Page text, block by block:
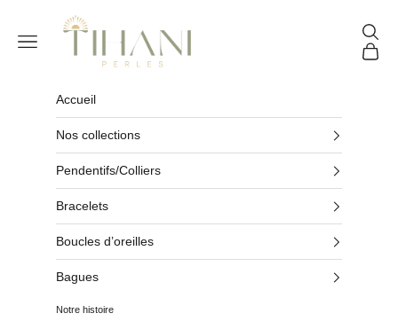
Tihani Perles
Menu
Panier
Accueil
Nos collections
Pendentifs/Colliers
Bracelets
Boucles d’oreilles
Bagues
Notre histoire